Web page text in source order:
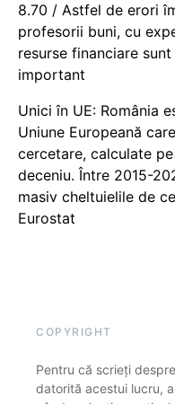
8.70 / Astfel de erori
profesorii buni, cu
resurse financiare
important
Unici în UE: România
Uniune Europeană
cercetare, calculate
deceniu. Între 2015-
masiv cheltuielile de
Eurostat
COPYRIGHT
Pentru că scrieți
datorită acestui lucru,